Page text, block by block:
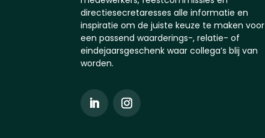
directiesecretaresses alle informatie en
inspiratie om de juiste keuze te maken voor
een passend waarderings-, relatie- of
eindejaarsgeschenk waar collega’s blij van
worden.